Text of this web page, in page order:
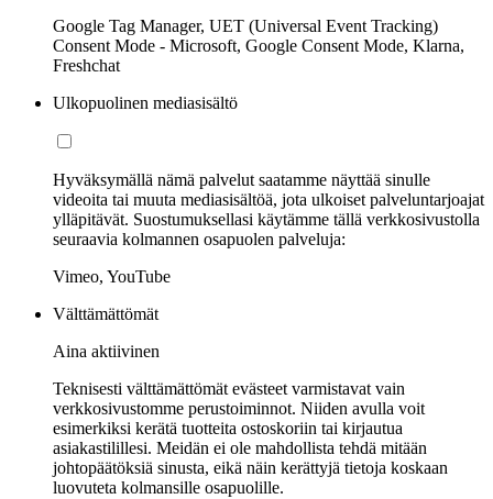
Google Tag Manager, UET (Universal Event Tracking)
Consent Mode - Microsoft, Google Consent Mode, Klarna,
Freshchat
Ulkopuolinen mediasisältö
Hyväksymällä nämä palvelut saatamme näyttää sinulle
videoita tai muuta mediasisältöä, jota ulkoiset palveluntarjoajat
ylläpitävät. Suostumuksellasi käytämme tällä verkkosivustolla
seuraavia kolmannen osapuolen palveluja:
Vimeo, YouTube
Välttämättömät
Aina aktiivinen
Teknisesti välttämättömät evästeet varmistavat vain
verkkosivustomme perustoiminnot. Niiden avulla voit
esimerkiksi kerätä tuotteita ostoskoriin tai kirjautua
asiakastilillesi. Meidän ei ole mahdollista tehdä mitään
johtopäätöksiä sinusta, eikä näin kerättyjä tietoja koskaan
luovuteta kolmansille osapuolille.